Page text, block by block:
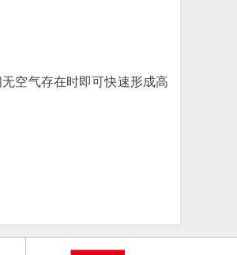
空气存在时即可快速形成高